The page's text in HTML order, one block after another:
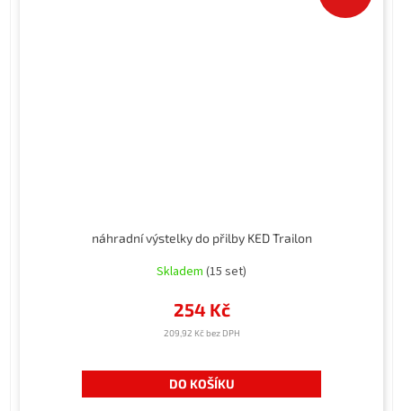
náhradní výstelky do přilby KED Trailon
Skladem (15 set)
209,92 Kč bez DPH
254 Kč
DO KOŠÍKU